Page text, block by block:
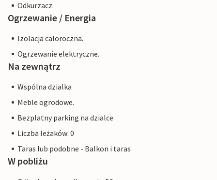
Odkurzacz.
Ogrzewanie / Energia
Izolacja caloroczna.
Ogrzewanie elektryczne.
Na zewnątrz
Wspólna dzialka
Meble ogrodowe.
Bezplatny parking na dzialce
Liczba leżaków: 0
Taras lub podobne - Balkon i taras
W pobliżu